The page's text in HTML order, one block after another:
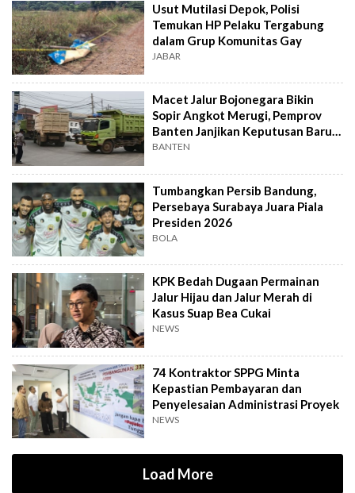
Usut Mutilasi Depok, Polisi
Temukan HP Pelaku Tergabung
dalam Grup Komunitas Gay
JABAR
Macet Jalur Bojonegara Bikin
Sopir Angkot Merugi, Pemprov
Banten Janjikan Keputusan Baru 4
Hari Lagi
BANTEN
Tumbangkan Persib Bandung,
Persebaya Surabaya Juara Piala
Presiden 2026
BOLA
KPK Bedah Dugaan Permainan
Jalur Hijau dan Jalur Merah di
Kasus Suap Bea Cukai
NEWS
74 Kontraktor SPPG Minta
Kepastian Pembayaran dan
Penyelesaian Administrasi Proyek
NEWS
Load More